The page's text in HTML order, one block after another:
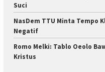
Suci
NasDem TTU Minta Tempo
Negatif
Romo Melki: Tablo Oeolo
Kristus